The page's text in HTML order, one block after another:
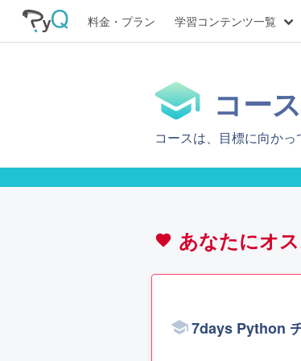
料金・プラン 学習コンテンツ一覧
コース
コースは、目標に向か
favorite あなたにオ
7days Python